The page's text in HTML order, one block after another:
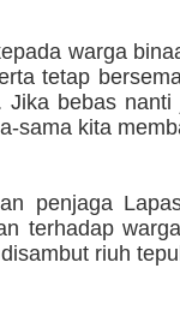
warga
tetap
Jika bebas
sama kita
penjaga
terhadap
riuh